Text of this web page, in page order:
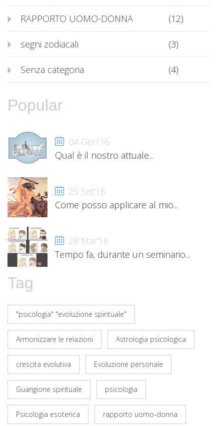
RAPPORTO UOMO-DONNA (12)
segni zodiacali (3)
Senza categoria (4)
Popular
04 Gen'16
Qual è il nostro attuale...
25 Set'16
Come posso applicare al mio...
28 Mar'16
Tempo fa, durante un seminario...
Tag
"psicologia" "evoluzione spirituale"
Armonizzare le relazioni Astrologia psicologica
crescita evolutiva Evoluzione personale
Guarigione spirituale psicologia
Psicologia esoterica rapporto uomo-donna